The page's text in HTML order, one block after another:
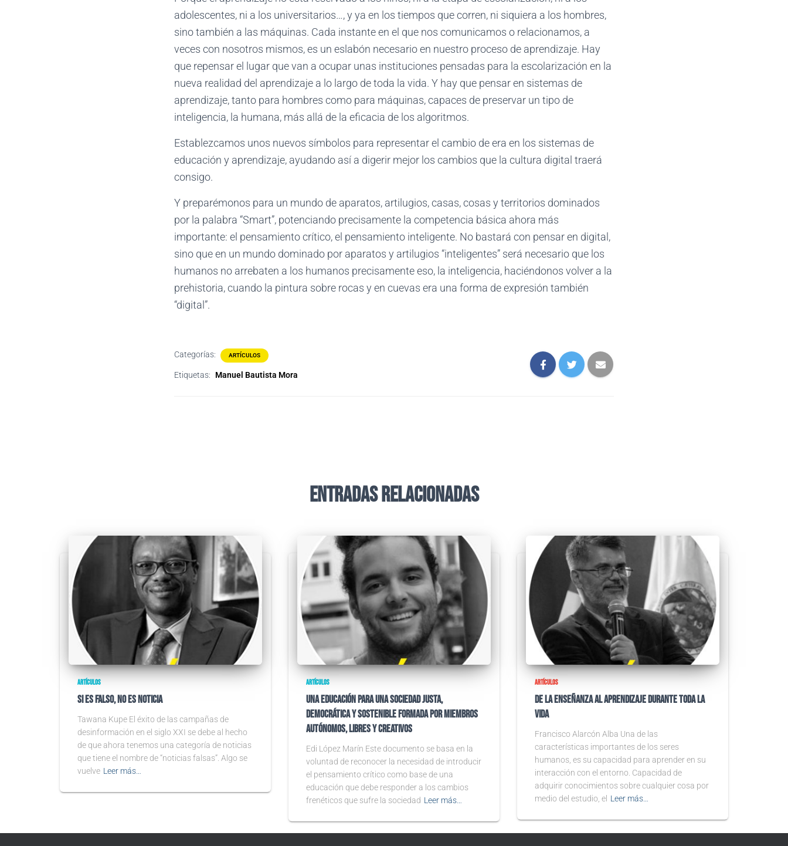
adolescentes, ni a los universitarios…, y ya en los tiempos que corren, ni siquiera a los hombres,
sino también a las máquinas. Cada instante en el que nos comunicamos o relacionamos, a
veces con nosotros mismos, es un eslabón necesario en nuestro proceso de aprendizaje. Hay
que repensar el lugar que van a ocupar unas instituciones pensadas para la escolarización en la
nueva realidad del aprendizaje a lo largo de toda la vida. Y hay que pensar en sistemas de
aprendizaje, tanto para hombres como para máquinas, capaces de preservar un tipo de
inteligencia, la humana, más allá de la eficacia de los algoritmos.
Establezcamos unos nuevos símbolos para representar el cambio de era en los sistemas de
educación y aprendizaje, ayudando así a digerir mejor los cambios que la cultura digital traerá
consigo.
Y preparémonos para un mundo de aparatos, artilugios, casas, cosas y territorios dominados
por la palabra “Smart”, potenciando precisamente la competencia básica ahora más
importante: el pensamiento crítico, el pensamiento inteligente. No bastará con pensar en digital,
sino que en un mundo dominado por aparatos y artilugios “inteligentes” será necesario que los
humanos no arrebaten a los humanos precisamente eso, la inteligencia, haciéndonos volver a la
prehistoria, cuando la pintura sobre rocas y en cuevas era una forma de expresión también
“digital”.
Categorías: ARTÍCULOS
Etiquetas: Manuel Bautista Mora
Entradas relacionadas
ARTÍCULOS
Si es falso, no es noticia
Tawana Kupe El éxito de las campañas de
desinformación en el siglo XXI se debe al hecho
de que ahora tenemos una categoría de noticias
que tiene el nombre de “noticias falsas”. Algo se
vuelve Leer más…
ARTÍCULOS
Una educación para una sociedad justa,
democrática y sostenible formada por miembros
autónomos, libres y creativos
Edi López Marín Este documento se basa en la
voluntad de reconocer la necesidad de introducir
el pensamiento crítico como base de una
educación que debe responder a los cambios
frenéticos que sufre la sociedad Leer más…
ARTÍCULOS
De la enseñanza al aprendizaje durante toda la
vida
Francisco Alarcón Alba Una de las
características importantes de los seres
humanos, es su capacidad para aprender en su
interacción con el entorno. Capacidad de
adquirir conocimientos sobre cualquier cosa por
medio del estudio, el Leer más…